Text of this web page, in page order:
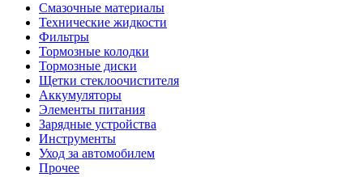
Смазочные материалы
Технические жидкости
Фильтры
Тормозные колодки
Тормозные диски
Щетки стеклоочистителя
Аккумуляторы
Элементы питания
Зарядные устройства
Инструменты
Уход за автомобилем
Прочее